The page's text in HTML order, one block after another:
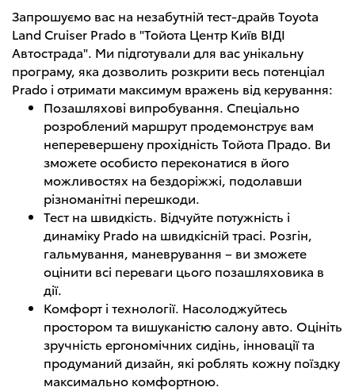
Запрошуємо вас на незабутній тест-драйв Toyota
Land Cruiser Prado в "Тойота Центр Київ ВІДІ
Автострада". Ми підготували для вас унікальну
програму, яка дозволить розкрити весь потенціал
Prado і отримати максимум вражень від керування:
Позашляхові випробування. Спеціально
розроблений маршрут продемонструє вам
неперевершену прохідність Тойота Прадо. Ви
зможете особисто переконатися в його
можливостях на бездоріжжі, подолавши
різноманітні перешкоди.
Тест на швидкість. Відчуйте потужність і
динаміку Prado на швидкісній трасі. Розгін,
гальмування, маневрування – ви зможете
оцінити всі переваги цього позашляховика в
дії.
Комфорт і технології. Насолоджуйтесь
простором та вишуканістю салону авто. Оцініть
зручність ергономічних сидінь, інновації та
продуманий дизайн, які роблять кожну поїздку
максимально комфортною.